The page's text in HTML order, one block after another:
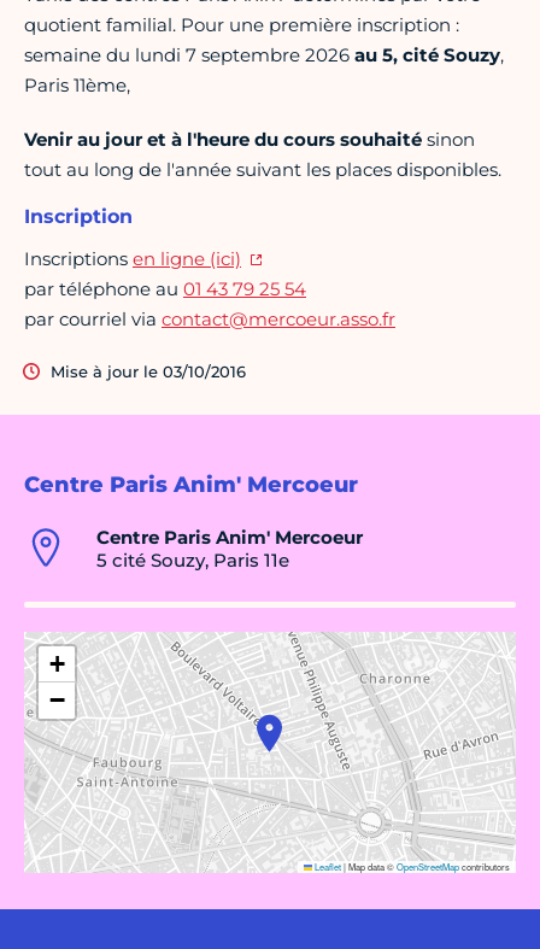
Centre Paris Anim' Mercoeur
Centre Paris Anim' Mercoeur
5 cité Souzy, Paris 11e
+
−
Leaflet|Map data ©OpenStreetMapcontributors
quotient familial. Pour une première inscription :
semaine du lundi 7 septembre 2026 au 5, cité Souzy,
Paris 11ème,
Venir au jour et à l'heure du cours souhaité sinon
tout au long de l'année suivant les places disponibles.
Inscription
Inscriptions en ligne (ici)
par téléphone au 01 43 79 25 54
par courriel via contact@mercoeur.asso.fr
Mise à jour le 03/10/2016